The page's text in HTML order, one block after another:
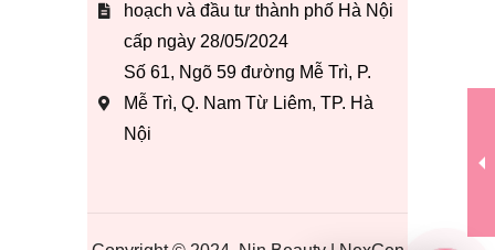
hoạch và đầu tư thành phố Hà Nội
cấp ngày 28/05/2024
Số 61, Ngõ 59 đường Mễ Trì, P.
Mễ Trì, Q. Nam Từ Liêm, TP. Hà
Nội